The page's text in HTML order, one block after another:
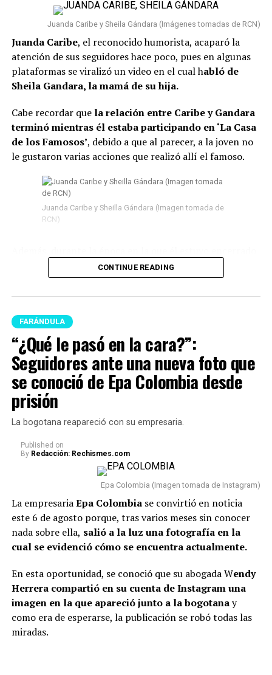
Juanda Caribe y Sheila Gándara (Imágenes tomadas de RCN)
Juanda Caribe, el reconocido humorista, acaparó la
atención de sus seguidores hace poco, pues en algunas
plataformas se viralizó un video en el cual habló de
Sheila Gandara, la mamá de su hija.
Cabe recordar que la relación entre Caribe y Gandara
terminó mientras él estaba participando en ‘La Casa
de los Famosos’, debido a que al parecer, a la joven no
le gustaron varias acciones que realizó allí el famoso.
Juanda Caribe y Sheilla Gándara (Imagen tomada de
RCN)
varios rumores de infidelidad
poco, en las últimas semanas del programa Juanda
empezó a tener acercamientos intensos con Mariana
Lee también: “¿Qué le pasó en la cara?”:
Seguidores ante una nueva foto que se conoció de
Epa Colombia desde prisión
En este caso, el comediante fue tema de conversación
recientemente porque, tras varios meses de volver a su
vida real, re veló cómo se encuentra actualmente su
“Van dos meses. Hoy, después
de dos meses, estoy
totalmente tranquilo, estoy
bien. Incluso, para que dejen el
tema ahí también, con la
mamá de la niña estoy bien.
Como se lo dije a ella, tal vez
en algunas vainas no
compaginamos, se acabó lo
CONTINUE READING
FARÁNDULA
“¿Qué le pasó en la cara?”:
Seguidores ante una nueva foto que
se conoció de Epa Colombia desde
prisión
La bogotana reapareció con su empresaria.
Published on
By Redacción: Rechismes.com
Epa Colombia (Imagen tomada de Instagram)
La empresariaEpa Colombiase convirtió en noticia
este 6 de agosto porque, tras varios meses sin conocer
nada sobre ella, salió a la luz una fotografía en la
cual se evidenció cómo se encuentra actualmente.
En esta oportunidad, se conoció que su abogada Wendy
Herrera compartió en su cuenta de Instagram una
imagen en la que apareció junto a la bogotanay
como era de esperarse, la publicación se robó todas las
miradas.